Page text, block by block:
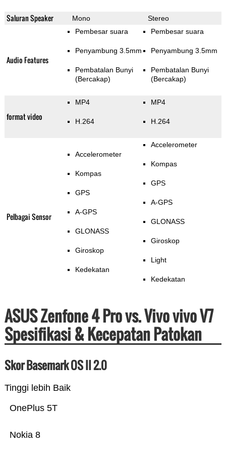
Saluran Speaker Mono Stereo
Audio Features
Pembesar suara
Penyambung 3.5mm
Pembatalan Bunyi
(Bercakap)
Pembesar suara
Penyambung 3.5mm
Pembatalan Bunyi
(Bercakap)
format video
MP4
H.264
MP4
H.264
Pelbagai Sensor
Accelerometer
Kompas
GPS
A-GPS
GLONASS
Giroskop
Kedekatan
Accelerometer
Kompas
GPS
A-GPS
GLONASS
Giroskop
Light
Kedekatan
ASUS Zenfone 4 Pro vs. Vivo vivo V7
Spesifikasi & Kecepatan Patokan
Skor Basemark OS II 2.0
Tinggi lebih Baik
Nokia 8
OnePlus 5T